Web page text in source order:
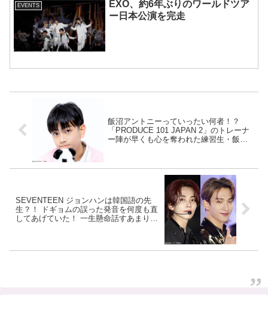
EVENTS
EXO、約6年ぶりのワールドツア
ー日本公演を完走
飯沼アントニーっていったい何者！？
「PRODUCE 101 JAPAN 2」のトレーナ
ー陣が早くも心を奪われた練習生・飯沼
SEVENTEEN ジョンハンは韓国語の先
生？！ ドギョムの誤った発音を何度も直
してあげていた！ 一生懸命話すあまり発